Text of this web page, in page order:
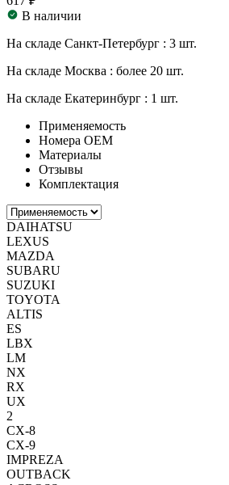
В наличии
На складе Санкт-Петербург : 3 шт.
На складе Москва : более 20 шт.
На складе Екатеринбург : 1 шт.
Применяемость
Номера ОЕМ
Материалы
Отзывы
Комплектация
DAIHATSU
LEXUS
MAZDA
SUBARU
SUZUKI
TOYOTA
ALTIS
ES
LBX
LM
NX
RX
UX
2
CX-8
CX-9
IMPREZA
OUTBACK